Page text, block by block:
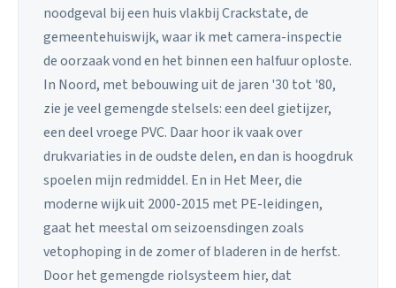
noodgeval bij een huis vlakbij Crackstate, de
gemeentehuiswijk, waar ik met camera-inspectie
de oorzaak vond en het binnen een halfuur oploste.
In Noord, met bebouwing uit de jaren '30 tot '80,
zie je veel gemengde stelsels: een deel gietijzer,
een deel vroege PVC. Daar hoor ik vaak over
drukvariaties in de oudste delen, en dan is hoogdruk
spoelen mijn redmiddel. En in Het Meer, die
moderne wijk uit 2000-2015 met PE-leidingen,
gaat het meestal om seizoensdingen zoals
vetophoping in de zomer of bladeren in de herfst.
Door het gemengde riolsysteem hier, dat